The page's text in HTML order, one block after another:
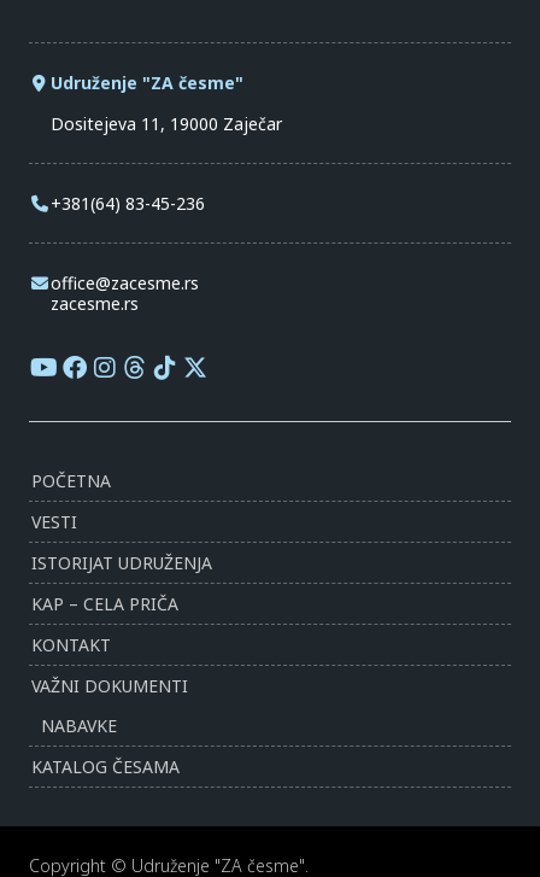
Udruženje "ZA česme"
Dositejeva 11, 19000 Zaječar
+381(64) 83-45-236
office@zacesme.rs
zacesme.rs
POČETNA
VESTI
ISTORIJAT UDRUŽENJA
KAP – CELA PRIČA
KONTAKT
VAŽNI DOKUMENTI
NABAVKE
KATALOG ČESAMA
Copyright © Udruženje "ZA česme".